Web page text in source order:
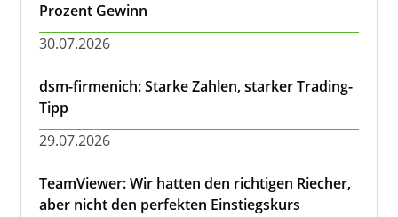
Prozent Gewinn
30.07.2026
dsm-firmenich: Starke Zahlen, starker Trading-
Tipp
29.07.2026
TeamViewer: Wir hatten den richtigen Riecher,
aber nicht den perfekten Einstiegskurs